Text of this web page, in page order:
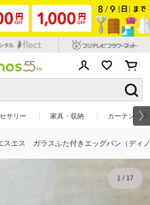
サリー 家具・収納 カーテン・
エス ガラスふた付きエッグパン（ディ
1/ 17